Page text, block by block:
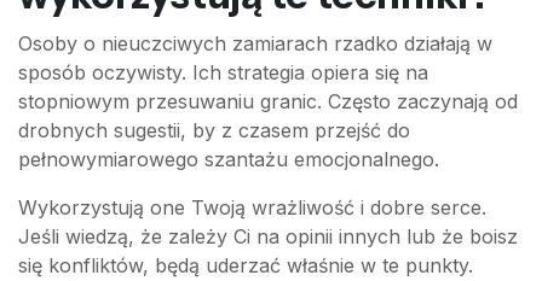
Osoby o nieuczciwych zamiarach rzadko działają w
sposób oczywisty. Ich strategia opiera się na
stopniowym przesuwaniu granic. Często zaczynają od
drobnych sugestii, by z czasem przejść do
pełnowymiarowego szantażu emocjonalnego.
Wykorzystują one Twoją wrażliwość i dobre serce.
Jeśli wiedzą, że zależy Ci na opinii innych lub że boisz
się konfliktów, będą uderzać właśnie w te punkty.